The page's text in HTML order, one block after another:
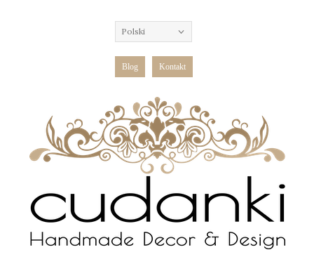
Polski
Blog Kontakt